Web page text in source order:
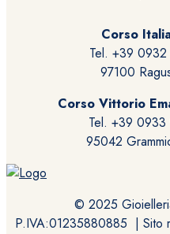
Corso
Tel. +39
97100
Corso Vittorio
Tel. +39
95042
© 2025
P.IVA:01235880885 | Sito